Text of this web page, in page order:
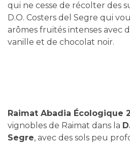
qui ne cesse de récolter des
D.O. Costers del Segre qui
arômes fruités intenses avec
vanille et de chocolat noir.
Raimat Abadia Écologique
vignobles de Raimat dans la
Segre, avec des sols peu